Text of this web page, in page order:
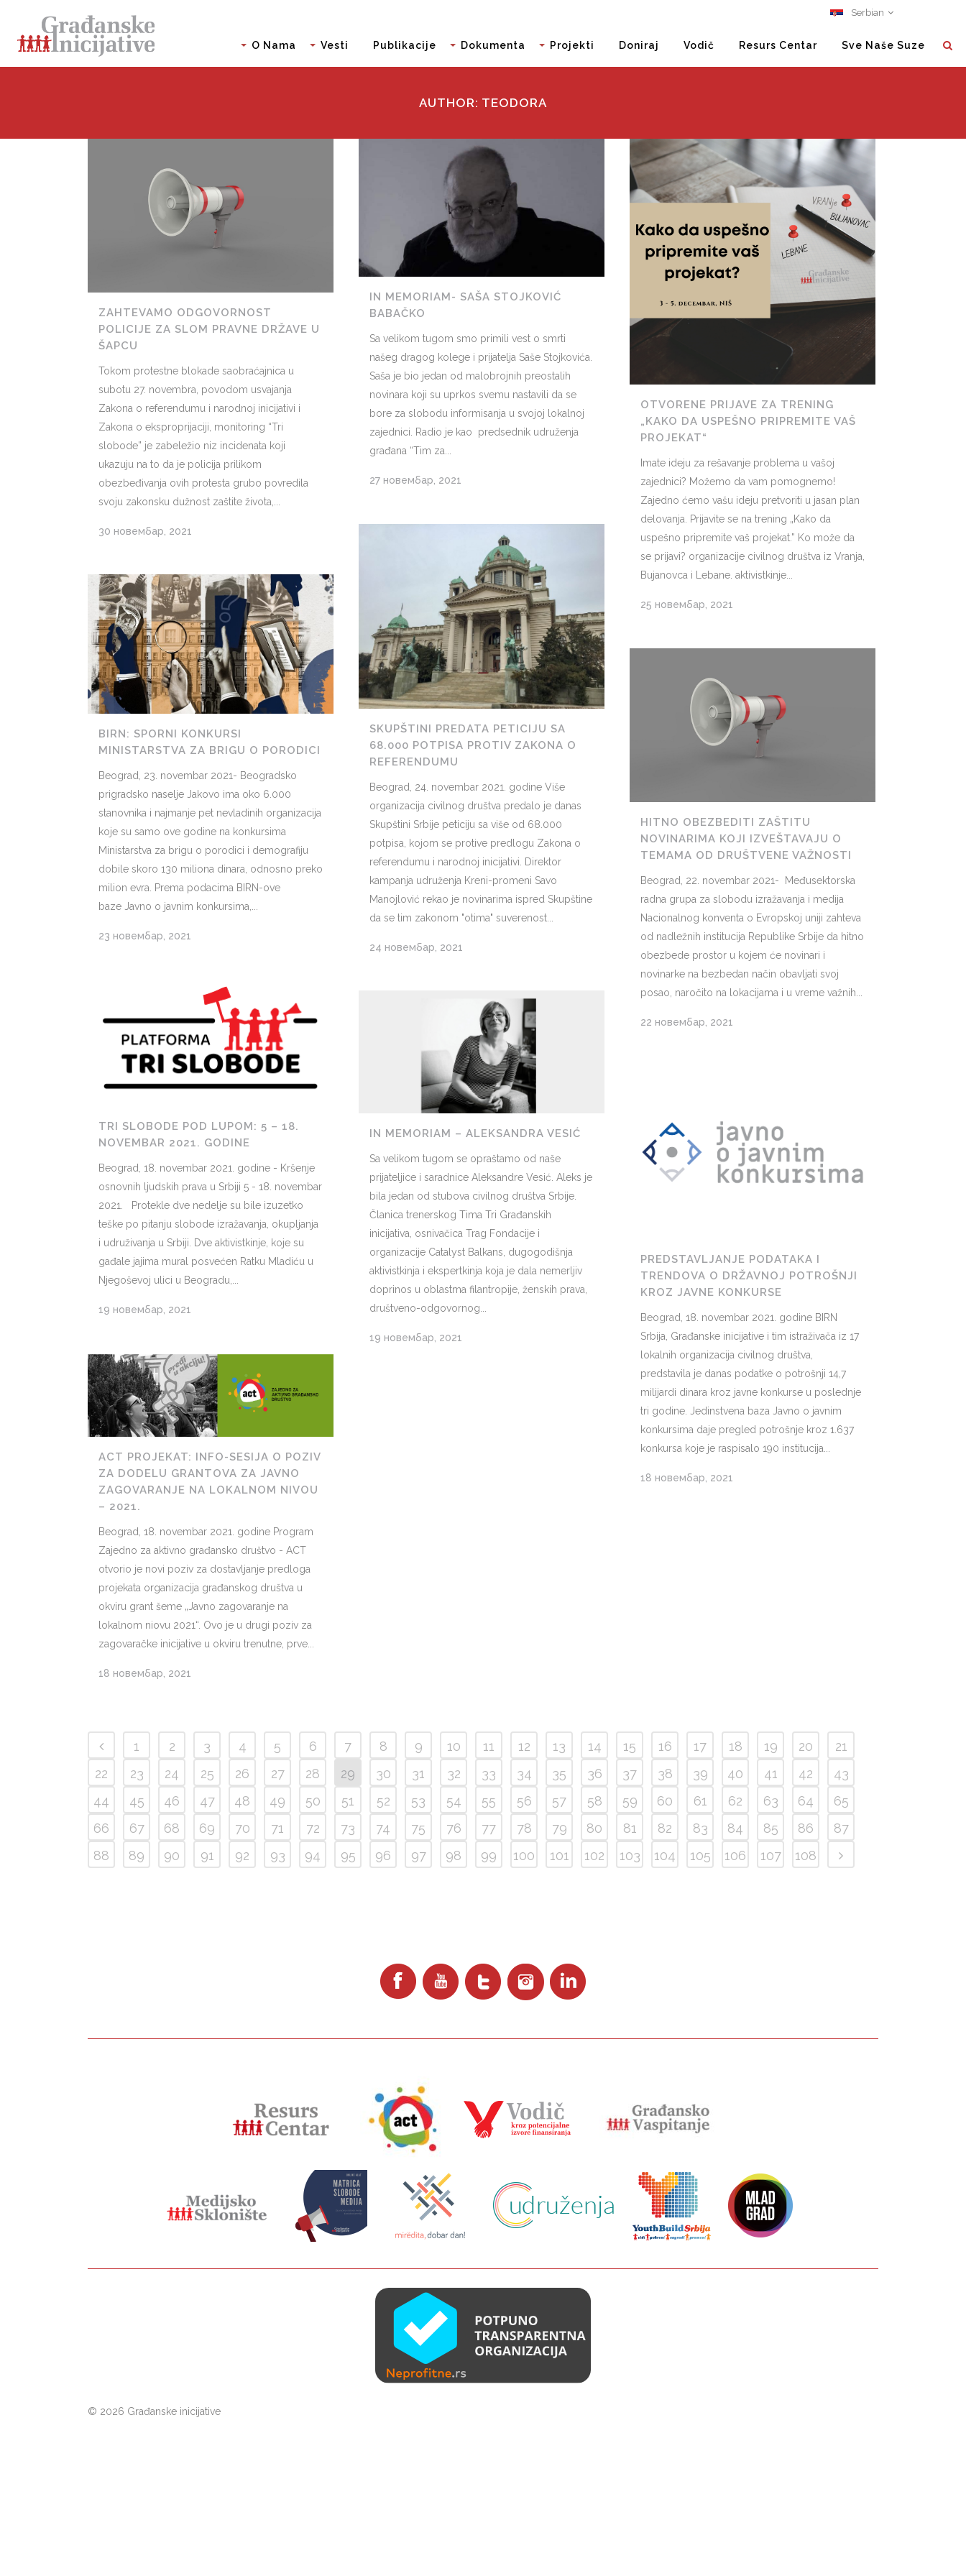
Serbian
O Nama Vesti Publikacije Dokumenta Projekti Doniraj Vodič Resurs Centar Sve Naše Suze
AUTHOR: TEODORA
ZAHTEVAMO ODGOVORNOST
POLICIJE ZA SLOM PRAVNE DRŽAVE U
ŠAPCU
Tokom protestne blokade saobraćajnica u
subotu 27. novembra, povodom usvajanja
Zakona o referendumu i narodnoj inicijativi i
Zakona o eksproprijaciji, monitoring “Tri
slobode” je zabeležio niz incidenata koji
ukazuju na to da je policija prilikom
obezbeđivanja ovih protesta grubo povredila
svoju zakonsku dužnost zaštite života,...
30 новембар, 2021
IN MEMORIAM- SAŠA STOJKOVIĆ
BABAČKO
Sa velikom tugom smo primili vest o smrti
našeg dragog kolege i prijatelja Saše Stojkovića.
Saša je bio jedan od malobrojnih preostalih
novinara koji su uprkos svemu nastavili da se
bore za slobodu informisanja u svojoj lokalnoj
zajednici. Radio je kao predsednik udruženja
građana “Tim za...
27 новембар, 2021
OTVORENE PRIJAVE ZA TRENING
„KAKO DA USPEŠNO PRIPREMITE VAŠ
PROJEKAT“
Imate ideju za rešavanje problema u vašoj
zajednici? Možemo da vam pomognemo!
Zajedno ćemo vašu ideju pretvoriti u jasan plan
delovanja. Prijavite se na trening „Kako da
uspešno pripremite vaš projekat.” Ko može da
se prijavi? organizacije civilnog društva iz Vranja,
Bujanovca i Lebane. aktivistkinje...
25 новембар, 2021
SKUPŠTINI PREDATA PETICIJU SA
68.000 POTPISA PROTIV ZAKONA O
REFERENDUMU
Beograd, 24. novembar 2021. godine Više
organizacija civilnog društva predalo je danas
Skupštini Srbije peticiju sa više od 68.000
potpisa, kojom se protive predlogu Zakona o
referendumu i narodnoj inicijativi. Direktor
kampanja udruženja Kreni-promeni Savo
Manojlović rekao je novinarima ispred Skupštine
da se tim zakonom "otima" suverenost...
24 новембар, 2021
BIRN: SPORNI KONKURSI
MINISTARSTVA ZA BRIGU O PORODICI
Beograd, 23. novembar 2021- Beogradsko
prigradsko naselje Jakovo ima oko 6.000
stanovnika i najmanje pet nevladinih organizacija
koje su samo ove godine na konkursima
Ministarstva za brigu o porodici i demografiju
dobile skoro 130 miliona dinara, odnosno preko
milion evra. Prema podacima BIRN-ove
baze Javno o javnim konkursima,...
23 новембар, 2021
HITNO OBEZBEDITI ZAŠTITU
NOVINARIMA KOJI IZVEŠTAVAJU O
TEMAMA OD DRUŠTVENE VAŽNOSTI
Beograd, 22. novembar 2021- Međusektorska
radna grupa za slobodu izražavanja i medija
Nacionalnog konventa o Evropskoj uniji zahteva
od nadležnih institucija Republike Srbije da hitno
obezbede prostor u kojem će novinari i
novinarke na bezbedan način obavljati svoj
posao, naročito na lokacijama i u vreme važnih...
22 новембар, 2021
TRI SLOBODE POD LUPOM: 5 – 18.
NOVEMBAR 2021. GODINE
Beograd, 18. novembar 2021. godine - Kršenje
osnovnih ljudskih prava u Srbiji 5 - 18. novembar
2021. Protekle dve nedelje su bile izuzetko
teške po pitanju slobode izražavanja, okupljanja
i udruživanja u Srbiji. Dve aktivistkinje, koje su
gađale jajima mural posvećen Ratku Mladiću u
Njegoševoj ulici u Beogradu,...
19 новембар, 2021
IN MEMORIAM – ALEKSANDRA VESIĆ
Sa velikom tugom se opraštamo od naše
prijateljice i saradnice Aleksandre Vesić. Aleks je
bila jedan od stubova civilnog društva Srbije.
Članica trenerskog Tima Tri Građanskih
inicijativa, osnivačica Trag Fondacije i
organizacije Catalyst Balkans, dugogodišnja
aktivistkinja i ekspertkinja koja je dala nemerljiv
doprinos u oblastma filantropije, ženskih prava,
društveno-odgovornog...
19 новембар, 2021
PREDSTAVLJANJE PODATAKA I
TRENDOVA O DRŽAVNOJ POTROŠNJI
KROZ JAVNE KONKURSE
Beograd, 18. novembar 2021. godine BIRN
Srbija, Građanske inicijative i tim istraživača iz 17
lokalnih organizacija civilnog društva,
predstavila je danas podatke o potrošnji 14,7
milijardi dinara kroz javne konkurse u poslednje
tri godine. Jedinstvena baza Javno o javnim
konkursima daje pregled potrošnje kroz 1.637
konkursa koje je raspisalo 190 institucija...
18 новембар, 2021
ACT PROJEKAT: INFO-SESIJA O POZIV
ZA DODELU GRANTOVA ZA JAVNO
ZAGOVARANJE NA LOKALNOM NIVOU
– 2021.
Beograd, 18. novembar 2021. godine Program
Zajedno za aktivno građansko društvo - ACT
otvorio je novi poziv za dostavljanje predloga
projekata organizacija građanskog društva u
okviru grant šeme „Javno zagovaranje na
lokalnom niovu 2021“. Ovo je u drugi poziv za
zagovaračke inicijative u okviru trenutne, prve...
18 новембар, 2021
1 2 3 4 5 6 7 8 9 10 11 12 13 14 15 16 17 18 19 20
21
22
23 24 25 26 27 28 29 30 31 32 33 34 35 36 37 38 39 40 41 42
43
44
45 46 47 48 49 50 51 52 53 54 55 56 57 58 59 60 61 62 63 64
65
66
67 68 69 70 71 72 73 74 75 76 77 78 79 80 81 82 83 84 85 86
87
88
89 90 91 92 93 94 95 96 97 98 99 100 101 102 103 104 105 106 107 108
© 2026 Građanske inicijative